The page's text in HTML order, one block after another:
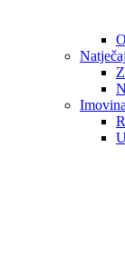
Imovina